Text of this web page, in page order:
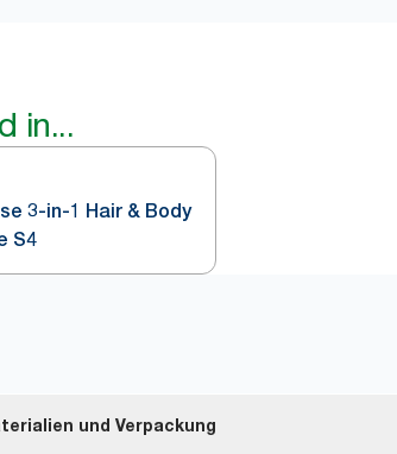
in...
3‑in‑1 Hair & Body
S4
und Verpackung